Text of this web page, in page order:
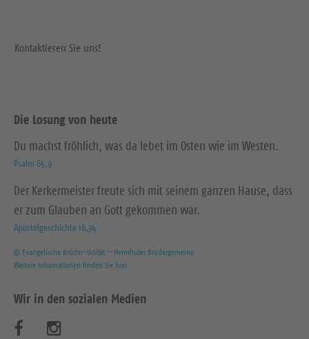
Kontaktieren Sie uns!
Die Losung von heute
Du machst fröhlich, was da lebet im Osten wie im Westen.
Psalm 65,9
Der Kerkermeister freute sich mit seinem ganzen Hause, dass
er zum Glauben an Gott gekommen war.
Apostelgeschichte 16,34
© Evangelische Brüder-Unität – Herrnhuter Brüdergemeine
Weitere Informationen finden Sie hier
Wir in den sozialen Medien